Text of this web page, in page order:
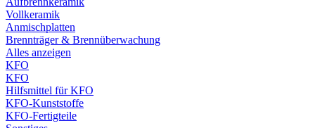
Vollkeramik
Anmischplatten
Brennträger & Brennüberwachung
Alles anzeigen
KFO
KFO
Hilfsmittel für KFO
KFO-Kunststoffe
KFO-Fertigteile